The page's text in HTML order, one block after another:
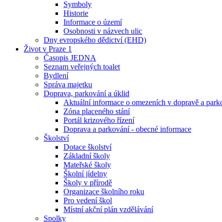
Symboly
Historie
Informace o území
Osobnosti v názvech ulic
Dny evropského dědictví (EHD)
Život v Praze 1
Časopis JEDNA
Seznam veřejných toalet
Bydlení
Správa majetku
Doprava, parkování a úklid
Aktuální informace o omezeních v dopravě a
Zóna placeného stání
Portál krizového řízení
Doprava a parkování - obecné informace
Školství
Dotace školství
Základní školy
Mateřské školy
Školní jídelny
Školy v přírodě
Organizace školního roku
Pro vedení škol
Místní akční plán vzdělávání
Spolky